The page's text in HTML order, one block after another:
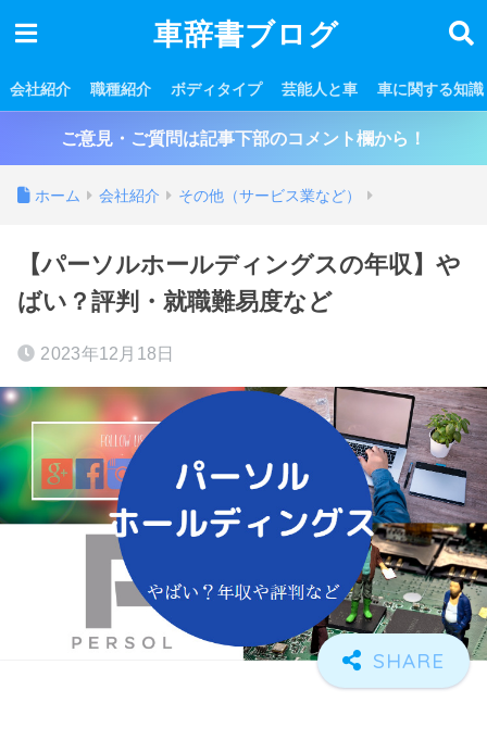
車辞書ブログ
会社紹介 職種紹介 ボディタイプ 芸能人と車 車に関する知識
ご意見・ご質問は記事下部のコメント欄から！
ホーム 会社紹介 その他（サービス業など）
【パーソルホールディングスの年収】や
ばい？評判・就職難易度など
2023年12月18日